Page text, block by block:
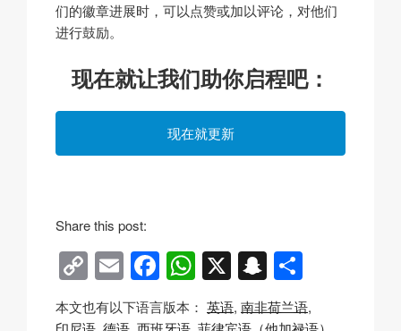
们的徽章进展时，可以点赞或加以评论，对他们
进行鼓励。
现在就让我们助你启程吧：
现在就更新
Share this post:
C
o
p
E
m
ail
F
a
c
W
h
at
X S
n
a
享
本文也有以下语言版本： 英语 南非荷兰语